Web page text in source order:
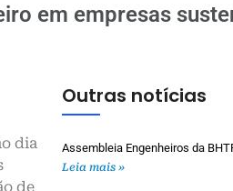
em empresas
dia
de
Outras notícias
Assembleia Engenheiros da
Leia mais »